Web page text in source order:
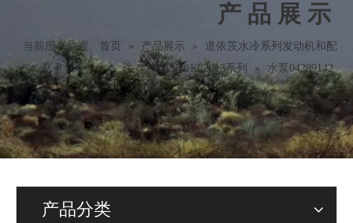
产品展示
当前所在位置: 首页 » 产品展示 »
道依茨水冷系列发动机和配
件 » 1013/2012/2013系列 » 水泵04299142
产品分类